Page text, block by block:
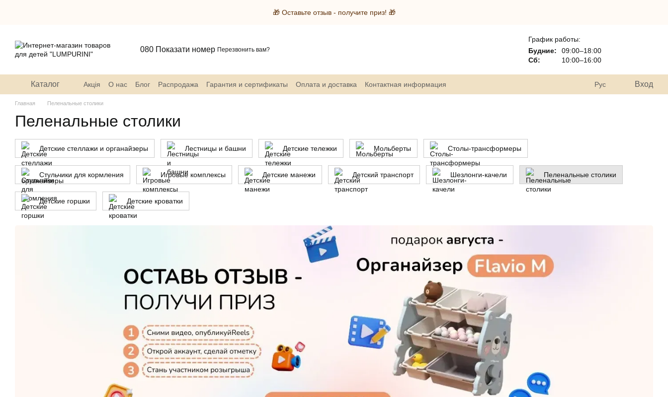
🎁 Оставьте отзыв - получите приз! 🎁
080 Показати номер Перезвонить вам?
График работы:
Будние:
09:00–18:00
Сб:
10:00–16:00
Каталог Акція О нас Блог Распродажа Гарантия и сертификаты Оплата и доставка
Контактная информация
Пользовательское соглашение
Рус Вход
Главная Пеленальные столики
Пеленальные столики
Детские стеллажи и органайзеры Лестницы и башни Детские тележки Мольберты Столы-трансформеры
Стульчики для кормления Игровые комплексы Детские манежи Детский транспорт Шезлонги-качели Пеленальные столики
Детские горшки Детские кроватки